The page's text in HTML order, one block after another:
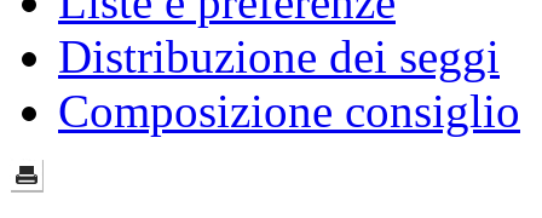
Distribuzione dei seggi
Composizione consiglio